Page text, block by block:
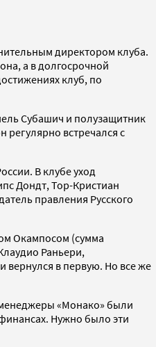
директором клуба.
а в долгосрочной
клуб, по
Субашич и полузащитник
встречался с
В клубе уход
Дондт, Тор-Кристиан
правления Русского
Окампосом (сумма
Раньери,
вернулся в первую. Но все же
«Монако» были
Нужно было эти